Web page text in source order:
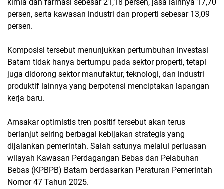
kimia dan farmasi sebesar 21,18 persen, jasa lainnya 17,70
persen, serta kawasan industri dan properti sebesar 13,09
persen.
Komposisi tersebut menunjukkan pertumbuhan investasi
Batam tidak hanya bertumpu pada sektor properti, tetapi
juga didorong sektor manufaktur, teknologi, dan industri
produktif lainnya yang berpotensi menciptakan lapangan
kerja baru.
Amsakar optimistis tren positif tersebut akan terus
berlanjut seiring berbagai kebijakan strategis yang
dijalankan pemerintah. Salah satunya melalui perluasan
wilayah Kawasan Perdagangan Bebas dan Pelabuhan
Bebas (KPBPB) Batam berdasarkan Peraturan Pemerintah
Nomor 47 Tahun 2025.